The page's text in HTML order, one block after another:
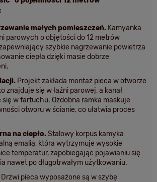
małych pomieszczeń. Kamyanka
parowych o objętości do 12 metrów
szybkie nagrzewanie powietrza
ciepła dzięki masie dobrze
Projekt zakłada montaż pieca w otworze
znajduje się w łaźni parowej, a kanał
w fartuchu. Ozdobna ramka maskuje
otworu w ścianie, co ułatwia proces
na ciepło.Stalowy korpus kamyka
emalią, która wytrzymuje wysokie
temperatur, zapobiegając pojawianiu się
nawet po długotrwałym użytkowaniu.
Drzwi pieca wyposażone są w szybę